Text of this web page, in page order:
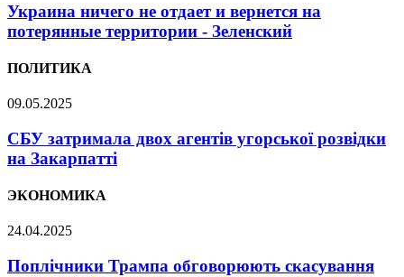
Украина ничего не отдает и вернется на
потерянные территории - Зеленский
ПОЛИТИКА
09.05.2025
СБУ затримала двох агентів угорської розвідки
на Закарпатті
ЭКОНОМИКА
24.04.2025
Поплічники Трампа обговорюють скасування